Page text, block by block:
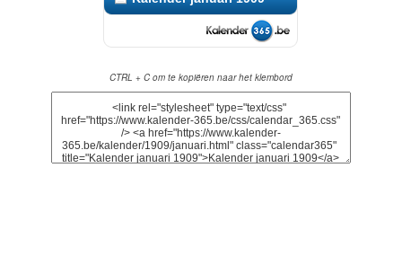
CTRL + C om te kopiëren naar het klembord